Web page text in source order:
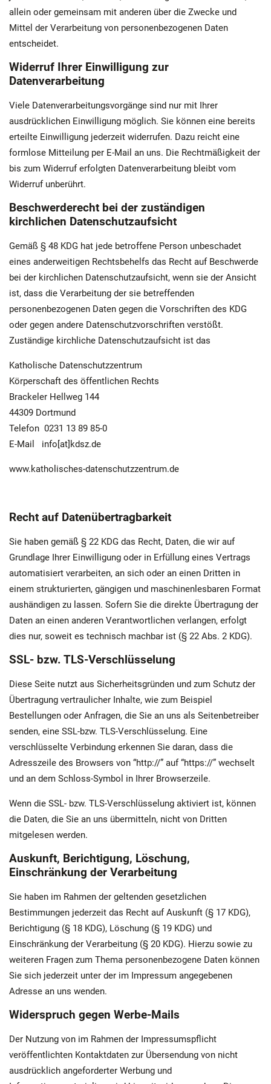
allein oder gemeinsam mit anderen über die Zwecke und
Mittel der Verarbeitung von personenbezogenen Daten
entscheidet.
Widerruf Ihrer Einwilligung zur
Datenverarbeitung
Viele Datenverarbeitungsvorgänge sind nur mit Ihrer
ausdrücklichen Einwilligung möglich. Sie können eine bereits
erteilte Einwilligung jederzeit widerrufen. Dazu reicht eine
formlose Mitteilung per E-Mail an uns. Die Rechtmäßigkeit der
bis zum Widerruf erfolgten Datenverarbeitung bleibt vom
Widerruf unberührt.
Beschwerderecht bei der zuständigen
kirchlichen Datenschutzaufsicht
Gemäß § 48 KDG hat jede betroffene Person unbeschadet
eines anderweitigen Rechtsbehelfs das Recht auf Beschwerde
bei der kirchlichen Datenschutzaufsicht, wenn sie der Ansicht
ist, dass die Verarbeitung der sie betreffenden
personenbezogenen Daten gegen die Vorschriften des KDG
oder gegen andere Datenschutzvorschriften verstößt.
Zuständige kirchliche Datenschutzaufsicht ist das
Katholische Datenschutzzentrum
Körperschaft des öffentlichen Rechts
Brackeler Hellweg 144
44309 Dortmund
Telefon 0231 13 89 85-0
E-Mail info[at]kdsz.de
www.katholisches-datenschutzzentrum.de
Recht auf Datenübertragbarkeit
Sie haben gemäß § 22 KDG das Recht, Daten, die wir auf
Grundlage Ihrer Einwilligung oder in Erfüllung eines Vertrags
automatisiert verarbeiten, an sich oder an einen Dritten in
einem strukturierten, gängigen und maschinenlesbaren Format
aushändigen zu lassen. Sofern Sie die direkte Übertragung der
Daten an einen anderen Verantwortlichen verlangen, erfolgt
dies nur, soweit es technisch machbar ist (§ 22 Abs. 2 KDG).
SSL- bzw. TLS-Verschlüsselung
Diese Seite nutzt aus Sicherheitsgründen und zum Schutz der
Übertragung vertraulicher Inhalte, wie zum Beispiel
Bestellungen oder Anfragen, die Sie an uns als Seitenbetreiber
senden, eine SSL-bzw. TLS-Verschlüsselung. Eine
verschlüsselte Verbindung erkennen Sie daran, dass die
Adresszeile des Browsers von “http://” auf “https://” wechselt
und an dem Schloss-Symbol in Ihrer Browserzeile.
Wenn die SSL- bzw. TLS-Verschlüsselung aktiviert ist, können
die Daten, die Sie an uns übermitteln, nicht von Dritten
mitgelesen werden.
Auskunft, Berichtigung, Löschung,
Einschränkung der Verarbeitung
Sie haben im Rahmen der geltenden gesetzlichen
Bestimmungen jederzeit das Recht auf Auskunft (§ 17 KDG),
Berichtigung (§ 18 KDG), Löschung (§ 19 KDG) und
Einschränkung der Verarbeitung (§ 20 KDG). Hierzu sowie zu
weiteren Fragen zum Thema personenbezogene Daten können
Sie sich jederzeit unter der im Impressum angegebenen
Adresse an uns wenden.
Widerspruch gegen Werbe-Mails
Der Nutzung von im Rahmen der Impressumspflicht
veröffentlichten Kontaktdaten zur Übersendung von nicht
ausdrücklich angeforderter Werbung und